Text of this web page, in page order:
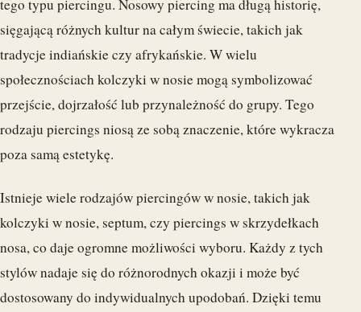
tego typu piercingu. Nosowy piercing ma długą historię,
sięgającą różnych kultur na całym świecie, takich jak
tradycje indiańskie czy afrykańskie. W wielu
społecznościach kolczyki w nosie mogą symbolizować
przejście, dojrzałość lub przynależność do grupy. Tego
rodzaju piercings niosą ze sobą znaczenie, które wykracza
poza samą estetykę.
Istnieje wiele rodzajów piercingów w nosie, takich jak
kolczyki w nosie, septum, czy piercings w skrzydełkach
nosa, co daje ogromne możliwości wyboru. Każdy z tych
stylów nadaje się do różnorodnych okazji i może być
dostosowany do indywidualnych upodobań. Dzięki temu